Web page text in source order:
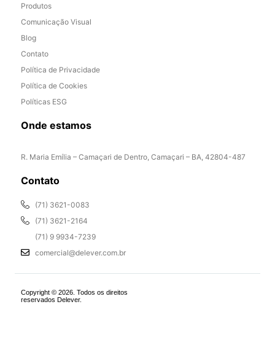
Produtos
Comunicação Visual
Blog
Contato
Política de Privacidade
Política de Cookies
Políticas ESG
Onde estamos
R. Maria Emília – Camaçari de Dentro, Camaçari – BA, 42804-487
Contato
(71) 3621-0083
(71) 3621-2164
(71) 9 9934-7239
comercial@delever.com.br
Copyright © 2026. Todos os direitos
reservados Delever.